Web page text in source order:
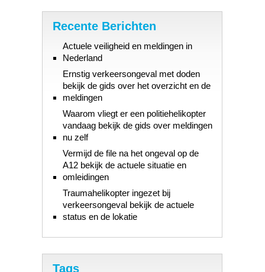
Recente Berichten
Actuele veiligheid en meldingen in
Nederland
Ernstig verkeersongeval met doden
bekijk de gids over het overzicht en de
meldingen
Waarom vliegt er een politiehelikopter
vandaag bekijk de gids over meldingen
nu zelf
Vermijd de file na het ongeval op de
A12 bekijk de actuele situatie en
omleidingen
Traumahelikopter ingezet bij
verkeersongeval bekijk de actuele
status en de lokatie
Tags